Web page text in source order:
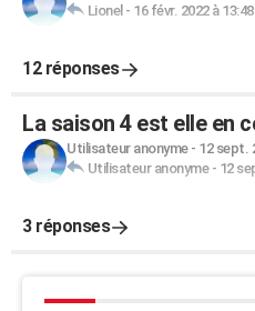
Lionel - 16 févr. 2022 à 13:48
12 réponses
La saison 4 est elle en
Utilisateur anonyme- 12 sept.
Utilisateur anonyme- 12
3 réponses